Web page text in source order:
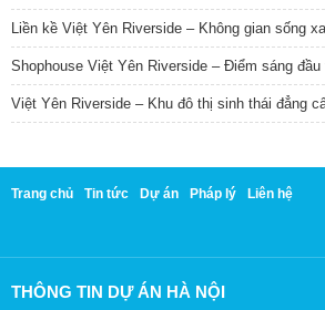
Liền kề Việt Yên Riverside – Không gian sống
Shophouse Việt Yên Riverside – Điểm sáng
Việt Yên Riverside – Khu đô thị sinh thái đẳng
Trang chủ Tin tức Dự án Pháp lý Liên hệ
THÔNG TIN DỰ ÁN HÀ NỘI